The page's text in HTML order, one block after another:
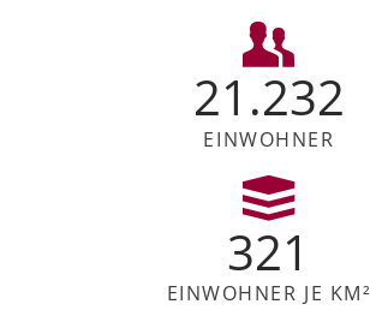
21.232
EINWOHNER
321
EINWOHNER JE KM²